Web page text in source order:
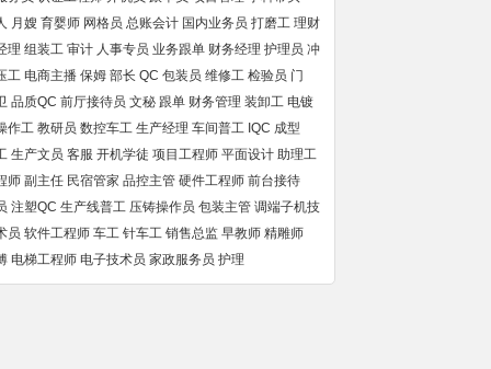
月嫂 育婴师 网格员 总账会计 国内业务员 打磨工 理财
理 组装工 审计 人事专员 业务跟单 财务经理 护理员 冲
工 电商主播 保姆 部长 QC 包装员 维修工 检验员 门
品质QC 前厅接待员 文秘 跟单 财务管理 装卸工 电镀
作工 教研员 数控车工 生产经理 车间普工 IQC 成型
生产文员 客服 开机学徒 项目工程师 平面设计 助理工
师 副主任 民宿管家 品控主管 硬件工程师 前台接待
注塑QC 生产线普工 压铸操作员 包装主管 调端子机技
员 软件工程师 车工 针车工 销售总监 早教师 精雕师
电梯工程师 电子技术员 家政服务员 护理